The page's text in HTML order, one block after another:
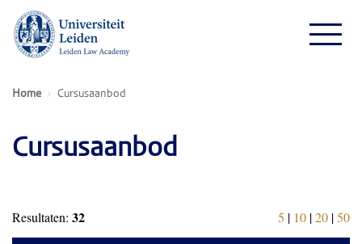
Home Cursusaanbod
Cursusaanbod
Resultaten: 32 5 | 10 |20 |50